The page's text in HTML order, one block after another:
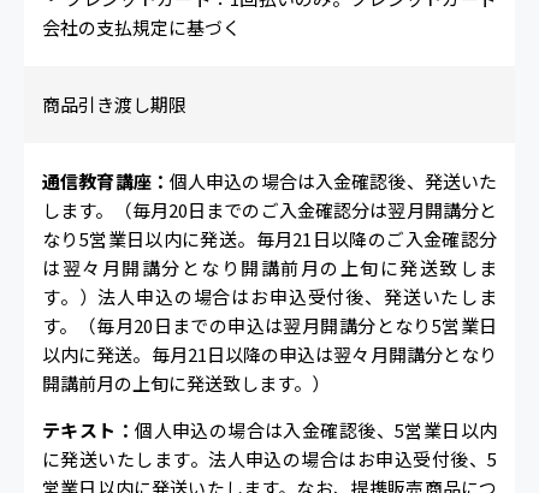
会社の支払規定に基づく
商品引き渡し期限
通信教育講座： 個人申込の場合は入金確認後、発送いた
します。（毎月20日までのご入金確認分は翌月開講分と
なり5営業日以内に発送。毎月21日以降のご入金確認分
は翌々月開講分となり開講前月の上旬に発送致しま
す。）法人申込の場合はお申込受付後、発送いたしま
す。（毎月20日までの申込は翌月開講分となり5営業日
以内に発送。毎月21日以降の申込は翌々月開講分となり
開講前月の上旬に発送致します。）
テキスト：個人申込の場合は入金確認後、5営業日以内
に発送いたします。法人申込の場合はお申込受付後、5
営業日以内に発送いたします。なお、提携販売商品につ